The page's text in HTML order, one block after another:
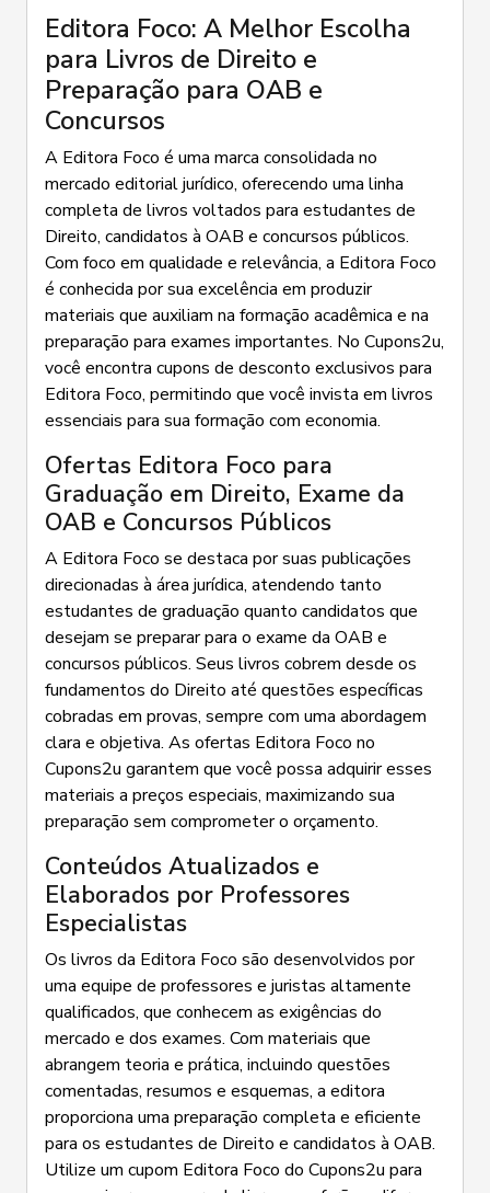
Editora Foco: A Melhor Escolha
para Livros de Direito e
Preparação para OAB e
Concursos
A Editora Foco é uma marca consolidada no
mercado editorial jurídico, oferecendo uma linha
completa de livros voltados para estudantes de
Direito, candidatos à OAB e concursos públicos.
Com foco em qualidade e relevância, a Editora Foco
é conhecida por sua excelência em produzir
materiais que auxiliam na formação acadêmica e na
preparação para exames importantes. No Cupons2u,
você encontra cupons de desconto exclusivos para
Editora Foco, permitindo que você invista em livros
essenciais para sua formação com economia.
Ofertas Editora Foco para
Graduação em Direito, Exame da
OAB e Concursos Públicos
A Editora Foco se destaca por suas publicações
direcionadas à área jurídica, atendendo tanto
estudantes de graduação quanto candidatos que
desejam se preparar para o exame da OAB e
concursos públicos. Seus livros cobrem desde os
fundamentos do Direito até questões específicas
cobradas em provas, sempre com uma abordagem
clara e objetiva. As ofertas Editora Foco no
Cupons2u garantem que você possa adquirir esses
materiais a preços especiais, maximizando sua
preparação sem comprometer o orçamento.
Conteúdos Atualizados e
Elaborados por Professores
Especialistas
Os livros da Editora Foco são desenvolvidos por
uma equipe de professores e juristas altamente
qualificados, que conhecem as exigências do
mercado e dos exames. Com materiais que
abrangem teoria e prática, incluindo questões
comentadas, resumos e esquemas, a editora
proporciona uma preparação completa e eficiente
para os estudantes de Direito e candidatos à OAB.
Utilize um cupom Editora Foco do Cupons2u para